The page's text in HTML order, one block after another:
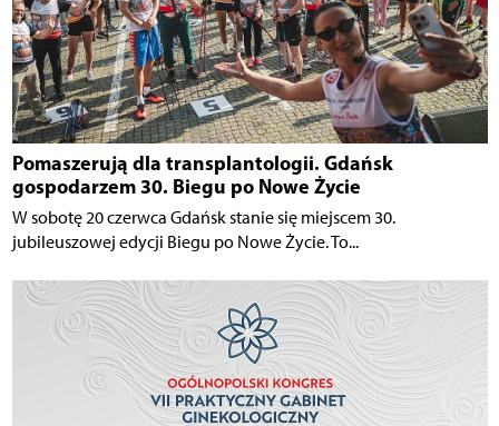
Pomaszerują dla transplantologii. Gdańsk
gospodarzem 30. Biegu po Nowe Życie
W sobotę 20 czerwca Gdańsk stanie się miejscem 30.
jubileuszowej edycji Biegu po Nowe Życie. To...